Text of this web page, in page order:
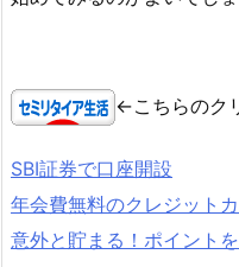
←こちらのク
SBI証券で口座開設
年会費無料のクレジット
意外と貯まる！ポイント